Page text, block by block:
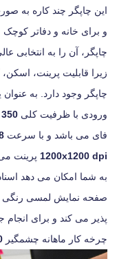
این چاپگر چند کاره به
و برای خانه و دفاتر
چاپگر، آن را به انتخابی
زیرا قابلیت پرینت،
چاپگر وجود دارد. به
ورودی با ظرفیت کلی 350
فای می باشد و با سرعت
1200x1200 dpi پرینت
به ​​شما امکان می دهد
صفحه نمایش لمسی رنگی
پذیر می کند و برای
چرخه کار ماهانه چشمگیر